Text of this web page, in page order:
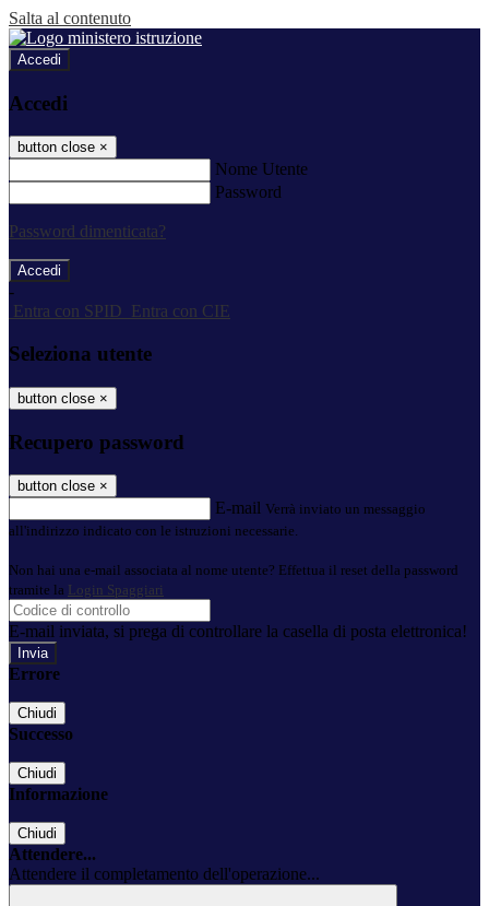
Salta al contenuto
Accedi
Accedi
button close ×
Nome Utente
Password
Password dimenticata?
-
Entra con SPID
Entra con CIE
Seleziona utente
button close ×
Recupero password
button close ×
E-mail Verrà inviato un messaggio
all'indirizzo indicato con le istruzioni necessarie.
Non hai una e-mail associata al nome utente? Effettua il reset della password
tramite la Login Spaggiari
E-mail inviata, si prega di controllare la casella di posta elettronica!
Errore
Chiudi
Successo
Chiudi
Informazione
Chiudi
Attendere...
Attendere il completamento dell'operazione...